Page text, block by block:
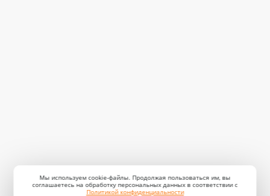
Мы используем cookie-файлы. Продолжая пользоваться им, вы
соглашаетесь на обработку персональных данных в соответствии с
Политикой конфиденциальности